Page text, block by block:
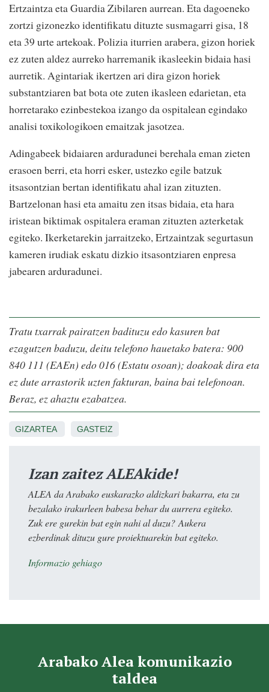
Ertzaintza eta Guardia Zibilaren aurrean. Eta dagoeneko
zortzi gizonezko identifikatu dituzte susmagarri gisa, 18
eta 39 urte artekoak. Polizia iturrien arabera, gizon horiek
ez zuten aldez aurreko harremanik ikasleekin bidaia hasi
aurretik. Agintariak ikertzen ari dira gizon horiek
substantziaren bat bota ote zuten ikasleen edarietan, eta
horretarako ezinbestekoa izango da ospitalean egindako
analisi toxikologikoen emaitzak jasotzea.
Adingabeek bidaiaren arduradunei berehala eman zieten
erasoen berri, eta horri esker, ustezko egile batzuk
itsasontzian bertan identifikatu ahal izan zituzten.
Bartzelonan hasi eta amaitu zen itsas bidaia, eta hara
iristean biktimak ospitalera eraman zituzten azterketak
egiteko. Ikerketarekin jarraitzeko, Ertzaintzak segurtasun
kameren irudiak eskatu dizkio itsasontziaren enpresa
jabearen arduradunei.
Tratu txarrak pairatzen badituzu edo kasuren bat
ezagutzen baduzu, deitu telefono hauetako batera: 900
840 111 (EAEn) edo 016 (Estatu osoan); doakoak dira eta
ez dute arrastorik uzten fakturan, baina bai telefonoan.
Beraz, ez ahaztu ezabatzea.
GIZARTEA GASTEIZ
Izan zaitez ALEAkide!
ALEA da Arabako euskarazko aldizkari bakarra, eta zu
bezalako irakurleen babesa behar du aurrera egiteko.
Zuk ere gurekin bat egin nahi al duzu? Aukera
ezberdinak dituzu gure proiektuarekin bat egiteko.
Informazio gehiago
Arabako Alea komunikazio
taldea